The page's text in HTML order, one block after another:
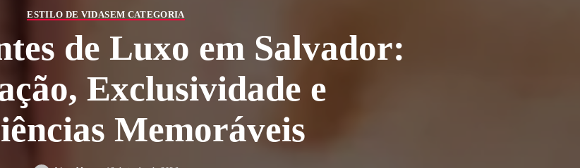
ESTILO DE VIDASEM CATEGORIA
de Luxo em Salvador:
Exclusividade e
Memoráveis